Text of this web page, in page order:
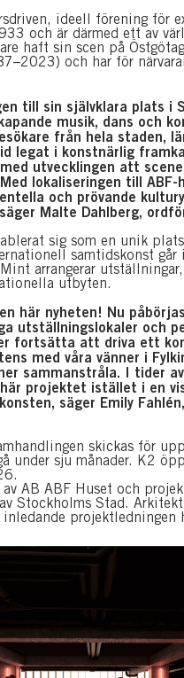
ideell förening för
och är därmed ett av
haft sin scen på
och har för
till sin självklara plats i
musik, dans och
från hela staden,
legat i konstnärlig
utvecklingen att
lokaliseringen till
och prövande
Malte Dahlberg,
sig som en unik
samtidskonst går
arrangerar
utbyten.
här nyheten! Nu
utställningslokaler och
fortsätta att driva ett
med våra vänner i
sammanstråla. I tider
projektet istället i en
säger Emily
skickas för
under sju månader. K2
AB ABF Huset och
Stockholms Stad.
projektledningen